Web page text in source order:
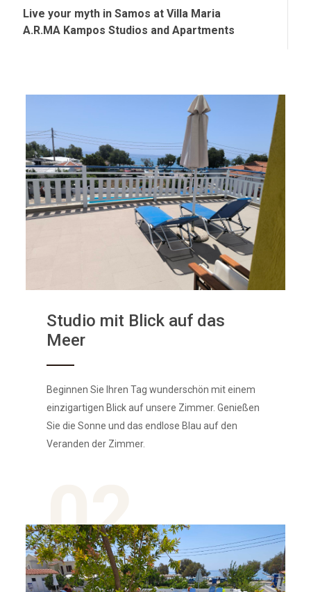
Live your myth in Samos at Villa Maria
A.R.MA Kampos Studios and Apartments
Studio mit Blick auf das
Meer
Beginnen Sie Ihren Tag wunderschön mit einem
einzigartigen Blick auf unsere Zimmer. Genießen
Sie die Sonne und das endlose Blau auf den
Veranden der Zimmer.